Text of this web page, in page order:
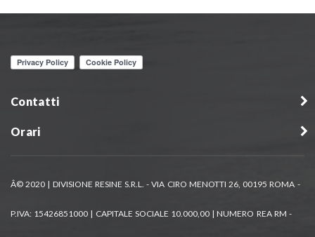
Contatti
Orari
Â© 2020 | DIVISIONE RESINE S.R.L. - VIA CIRO MENOTTI 26, 00195 ROMA -
P.IVA: 15426851000 | CAPITALE SOCIALE 10.000,00 | NUMERO REA RM -